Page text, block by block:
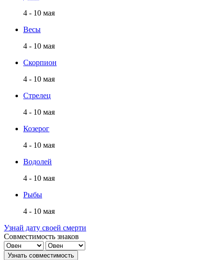
4 - 10 мая
Весы
4 - 10 мая
Скорпион
4 - 10 мая
Стрелец
4 - 10 мая
Козерог
4 - 10 мая
Водолей
4 - 10 мая
Рыбы
4 - 10 мая
Узнай дату своей смерти
Совместимость знаков